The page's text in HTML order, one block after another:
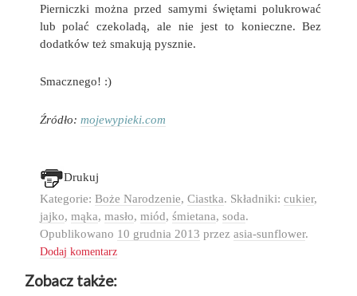
Pierniczki można przed samymi świętami polukrować
lub polać czekoladą, ale nie jest to konieczne. Bez
dodatków też smakują pysznie.
Smacznego! :)
Źródło: mojewypieki.com
Drukuj
Kategorie: Boże Narodzenie, Ciastka. Składniki: cukier,
jajko, mąka, masło, miód, śmietana, soda.
Opublikowano 10 grudnia 2013 przez asia-sunflower.
Dodaj komentarz
Zobacz także: